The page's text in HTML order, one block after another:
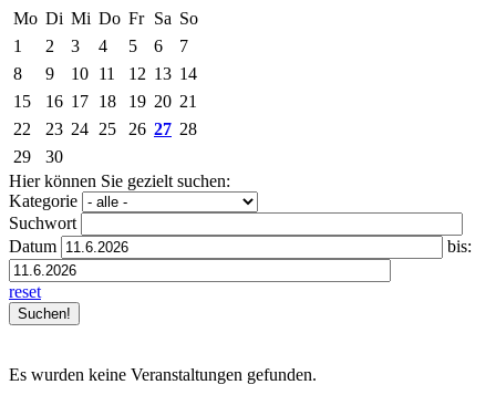
Mo Di Mi Do Fr Sa So
1
2 3 4 5 6
7
8
9 10 11 12 13 14
15
16 17 18 19 20 21
22
23 24 25 26 27 28
29
30
Hier können Sie gezielt suchen:
Kategorie
Suchwort
Datum
bis:
reset
Es wurden keine Veranstaltungen gefunden.